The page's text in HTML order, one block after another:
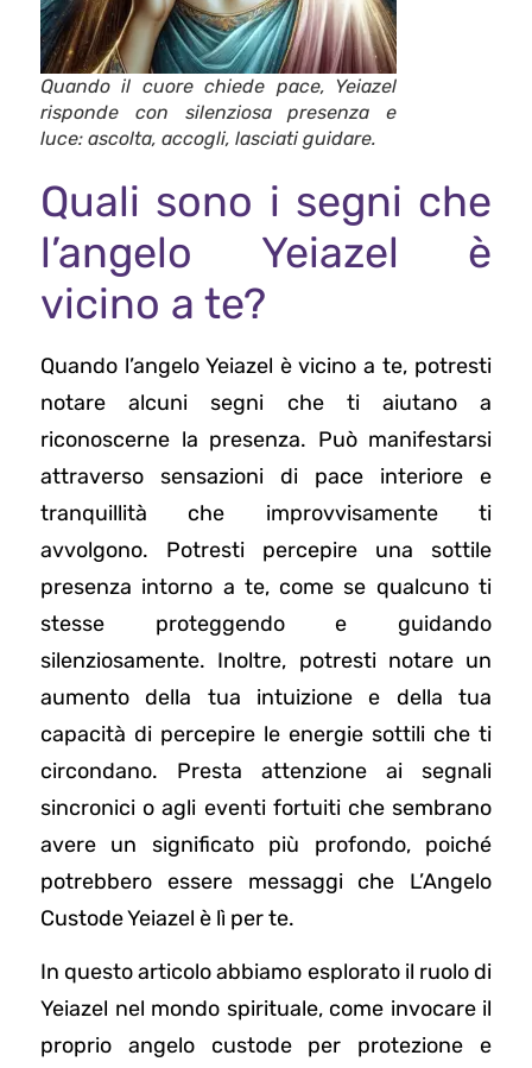
Quando il cuore chiede pace, Yeiazel
risponde con silenziosa presenza e
luce: ascolta, accogli, lasciati guidare.
Quali sono i segni che
l’angelo Yeiazel è
vicino a te?
Quando l’angelo Yeiazel è vicino a te, potresti
notare alcuni segni che ti aiutano a
riconoscerne la presenza. Può manifestarsi
attraverso sensazioni di pace interiore e
tranquillità che improvvisamente ti
avvolgono. Potresti percepire una sottile
presenza intorno a te, come se qualcuno ti
stesse proteggendo e guidando
silenziosamente. Inoltre, potresti notare un
aumento della tua intuizione e della tua
capacità di percepire le energie sottili che ti
circondano. Presta attenzione ai segnali
sincronici o agli eventi fortuiti che sembrano
avere un significato più profondo, poiché
potrebbero essere messaggi che L’Angelo
Custode Yeiazel è lì per te.
In questo articolo abbiamo esplorato il ruolo di
Yeiazel nel mondo spirituale, come invocare il
proprio angelo custode per protezione e